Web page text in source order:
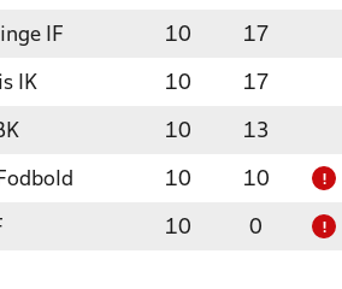
IF 10 17
IK 10 17
10 13
10 10 !
10 0 !